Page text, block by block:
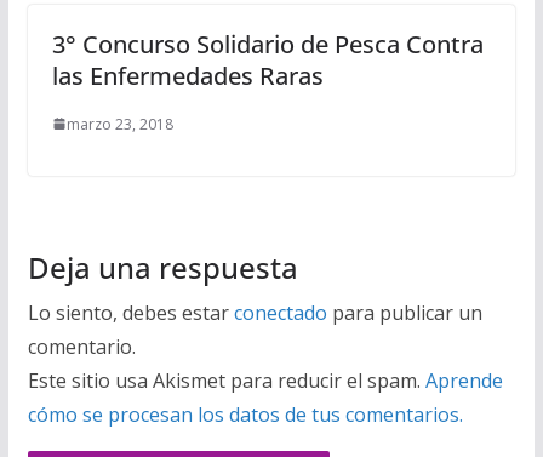
3° Concurso Solidario de Pesca Contra
las Enfermedades Raras
marzo 23, 2018
Deja una respuesta
Lo siento, debes estarconectado para publicar un
comentario.
Este sitio usa Akismet para reducir el spam. Aprende
cómo se procesan los datos de tus comentarios.